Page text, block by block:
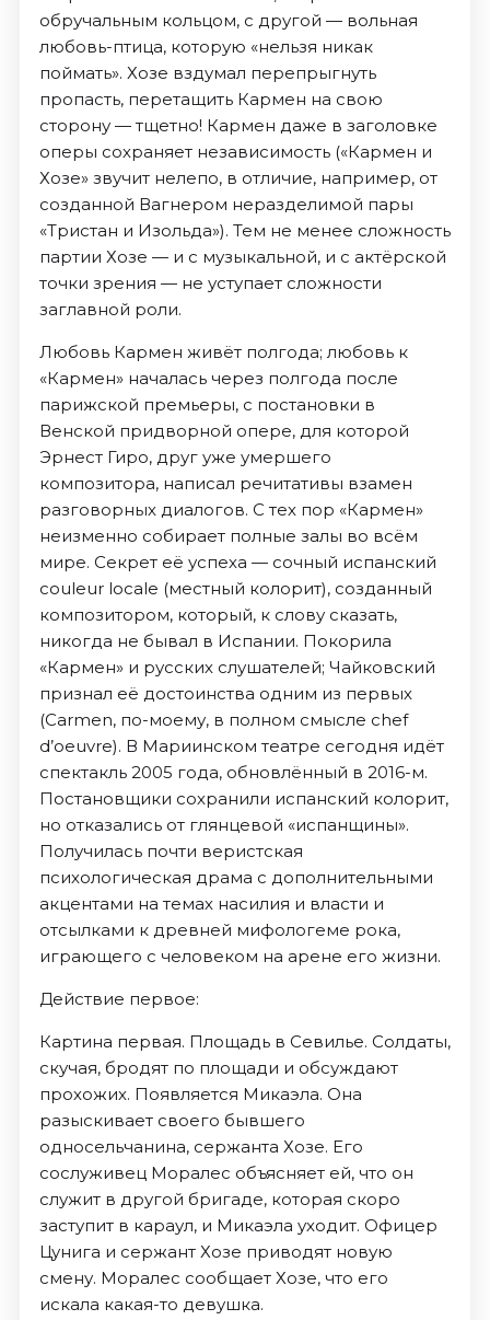
обручальным кольцом, с другой — вольная
любовь-птица, которую «нельзя никак
поймать». Хозе вздумал перепрыгнуть
пропасть, перетащить Кармен на свою
сторону — тщетно! Кармен даже в заголовке
оперы сохраняет независимость («Кармен и
Хозе» звучит нелепо, в отличие, например, от
созданной Вагнером неразделимой пары
«Тристан и Изольда»). Тем не менее сложность
партии Хозе — и с музыкальной, и с актёрской
точки зрения — не уступает сложности
заглавной роли.
Любовь Кармен живёт полгода; любовь к
«Кармен» началась через полгода после
парижской премьеры, с постановки в
Венской придворной опере, для которой
Эрнест Гиро, друг уже умершего
композитора, написал речитативы взамен
разговорных диалогов. С тех пор «Кармен»
неизменно собирает полные залы во всём
мире. Секрет её успеха — сочный испанский
couleur locale (местный колорит), созданный
композитором, который, к слову сказать,
никогда не бывал в Испании. Покорила
«Кармен» и русских слушателей; Чайковский
признал её достоинства одним из первых
(Carmen, по-моему, в полном смысле chef
d’oeuvrе). В Мариинском театре сегодня идёт
спектакль 2005 года, обновлённый в 2016-м.
Постановщики сохранили испанский колорит,
но отказались от глянцевой «испанщины».
Получилась почти веристская
психологическая драма с дополнительными
акцентами на темах насилия и власти и
отсылками к древней мифологеме рока,
играющего с человеком на арене его жизни.
Действие первое:
Картина первая. Площадь в Севилье. Солдаты,
скучая, бродят по площади и обсуждают
прохожих. Появляется Микаэла. Она
разыскивает своего бывшего
односельчанина, сержанта Хозе. Его
сослуживец Моралес объясняет ей, что он
служит в другой бригаде, которая скоро
заступит в караул, и Микаэла уходит. Офицер
Цунига и сержант Хозе приводят новую
смену. Моралес сообщает Хозе, что его
искала какая-то девушка.